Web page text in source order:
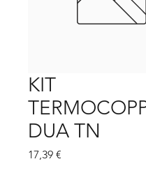
KIT
DUA TN
17,39 €